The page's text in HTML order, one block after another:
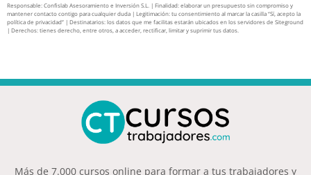
Responsable: Confislab Asesoramiento e Inversión S.L. | Finalidad: elaborar un presupuesto sin compromiso y
mantener contacto contigo para cualquier duda | Legitimación: tu consentimiento al marcar la casilla “Sí, acepto la
política de privacidad” | Destinatarios: los datos que me facilitas estarán ubicados en los servidores de Siteground
| Derechos: tienes derecho, entre otros, a acceder, rectificar, limitar y suprimir tus datos.
Más de 7.000 cursos online para formar a tus trabajadores y